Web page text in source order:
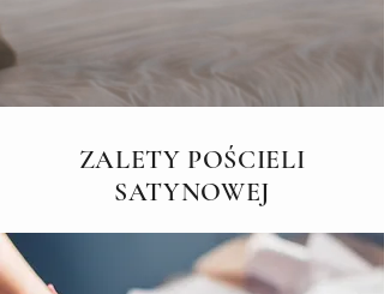
ZALETY POŚCIELI
SATYNOWEJ